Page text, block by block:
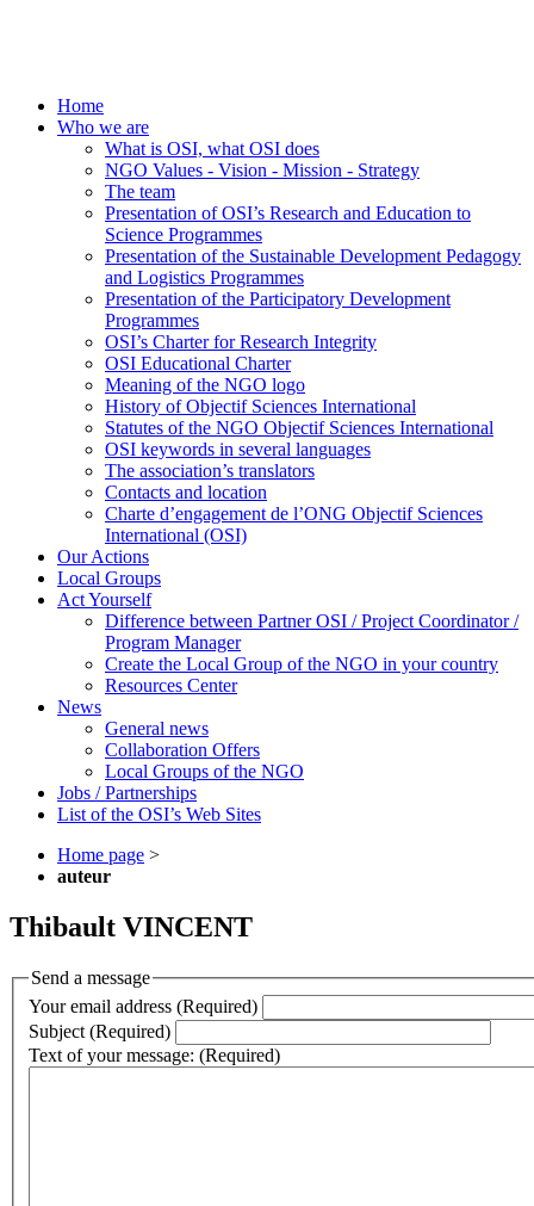
Home
Who we are
What is OSI, what OSI does
NGO Values - Vision - Mission - Strategy
The team
Presentation of OSI’s Research and Education to
Science Programmes
Presentation of the Sustainable Development Pedagogy
and Logistics Programmes
Presentation of the Participatory Development
Programmes
OSI’s Charter for Research Integrity
OSI Educational Charter
Meaning of the NGO logo
History of Objectif Sciences International
Statutes of the NGO Objectif Sciences International
OSI keywords in several languages
The association’s translators
Contacts and location
Charte d’engagement de l’ONG Objectif Sciences
International (OSI)
Our Actions
Local Groups
Act Yourself
Difference between Partner OSI / Project Coordinator /
Program Manager
Create the Local Group of the NGO in your country
Resources Center
News
General news
Collaboration Offers
Local Groups of the NGO
Jobs / Partnerships
List of the OSI’s Web Sites
Home page >
auteur
Thibault VINCENT
Send a message
Your email address (Required)
Subject (Required)
Text of your message: (Required)